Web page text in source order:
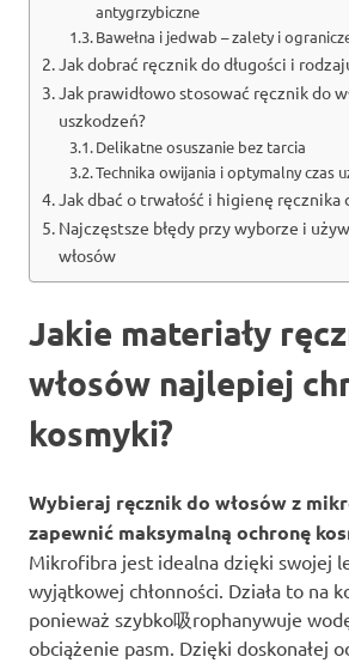
antygrzybiczne
Bawełna i jedwab – zalety i
Jak dobrać ręcznik do długości i
Jak prawidłowo stosować ręcznik do
uszkodzeń?
Delikatne osuszanie bez tarcia
Technika owijania i optymalny czas
Jak dbać o trwałość i higienę ręcznika
Najczęstsze błędy przy wyborze i
włosów
Jakie materiały
włosów najlepiej
kosmyki?
Wybieraj ręcznik do włosów z
zapewnić maksymalną ochronę
Mikrofibra jest idealna dzięki swojej
wyjątkowej chłonności. Działa to na
ponieważ szybko吸rophanywuje
obciążenie pasm. Dzięki doskonałej